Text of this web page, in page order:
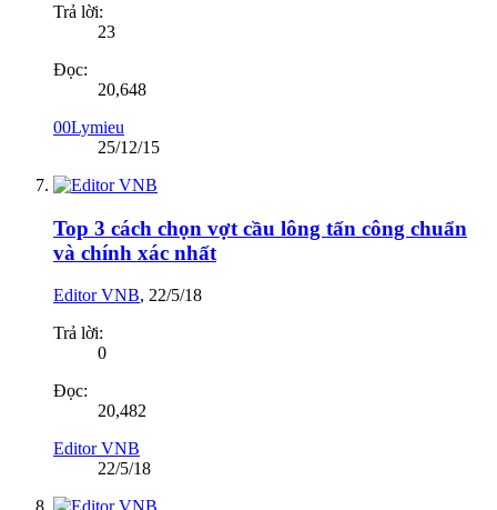
Trả lời:
23
Đọc:
20,648
00Lymieu
25/12/15
Top 3 cách chọn vợt cầu lông tấn công chuẩn
và chính xác nhất
Editor VNB, 22/5/18
Trả lời:
0
Đọc:
20,482
Editor VNB
22/5/18